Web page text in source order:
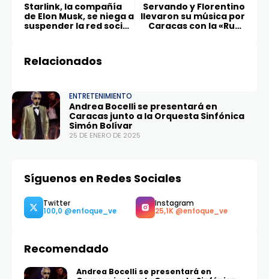
Starlink, la compañía
de Elon Musk, se niega a
suspender la red social
Servando y Florentino
llevaron su música por
Caracas con la «Ruta
Relacionados
ENTRETENIMIENTO
Andrea Bocelli se presentará en
Caracas junto a la Orquesta Sinfónica
Simón Bolívar
25 DE ENERO DE 2025
Síguenos en Redes Sociales
Recomendado
Andrea Bocelli se presentará en